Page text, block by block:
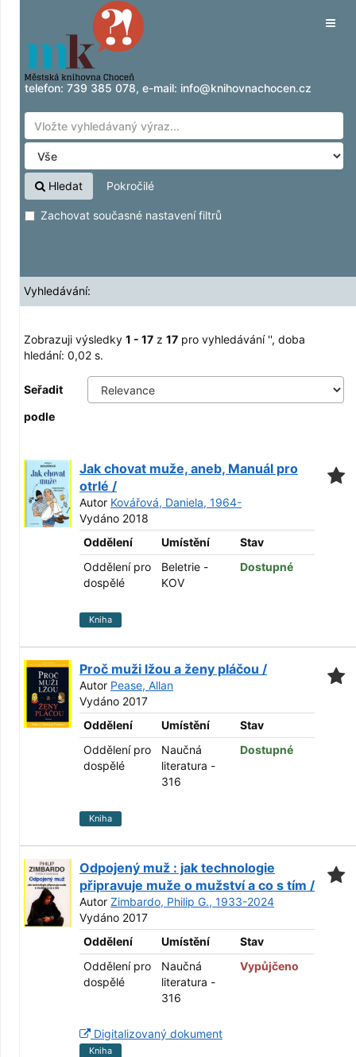
Zobrazuji výsledky1 - 17
Přeskočit na obsah
telefon: 739 385 078, e-mail: info@knihovnachocen.cz
Hledat Pokročilé
Zachovat současné nastavení filtrů
Vyhledávání:
Zobrazuji výsledky 1 - 17 z 17 pro vyhledávání '', doba
hledání: 0,02 s.
Seřadit
podle
Jak chovat muže, aneb, Manuál pro
otrlé /
Autor Kovářová, Daniela, 1964-
Vydáno 2018
Oddělení
Umístění
Stav
Oddělení pro
dospělé
Beletrie -
KOV
Dostupné
Kniha
Proč muži lžou a ženy pláčou /
Autor Pease, Allan
Vydáno 2017
Oddělení
Umístění
Stav
Oddělení pro
dospělé
Naučná
literatura -
316
Dostupné
Kniha
Odpojený muž : jak technologie
připravuje muže o mužství a co s tím /
Autor Zimbardo, Philip G., 1933-2024
Vydáno 2017
Oddělení
Umístění
Stav
Oddělení pro
dospělé
Naučná
literatura -
316
Vypůjčeno
Digitalizovaný dokument
Kniha